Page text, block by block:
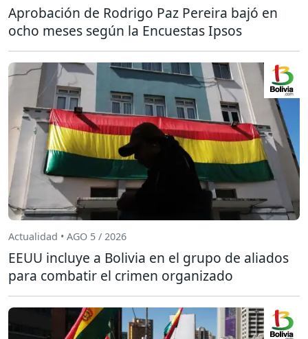
Aprobación de Rodrigo Paz Pereira bajó en
ocho meses según la Encuestas Ipsos
Actualidad • AGO 5 / 2026
EEUU incluye a Bolivia en el grupo de aliados
para combatir el crimen organizado